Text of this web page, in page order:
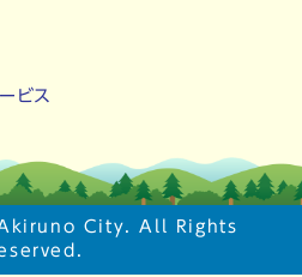
ビス
City. All Rights